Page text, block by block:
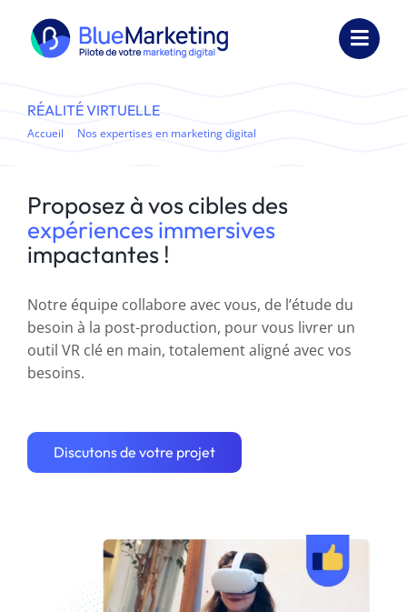
contenu
Expertises
Réalisations
Société
Nous contacter
RÉALITÉ VIRTUELLE
Accueil Nos expertises en marketing digital
Proposez à vos cibles des
expériences immersives
impactantes !
Notre équipe collabore avec vous, de l’étude du
besoin à la post-production, pour vous livrer un
outil VR clé en main, totalement aligné avec vos
besoins.
Discutons de votre projet